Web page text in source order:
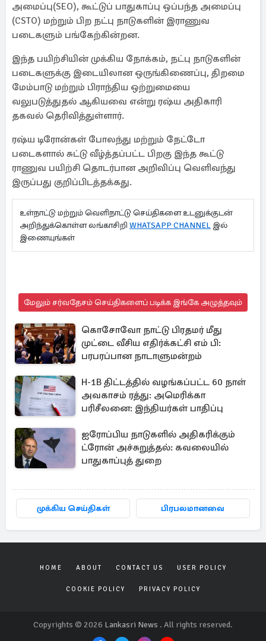
அமைப்பு(SEO), கூட்டுப் பாதுகாப்பு ஒப்பந்த அமைப்பு
(CSTO) மற்றும் பிற நட்பு நாடுகளின் இராணுவ
படைகளும் பங்கேற்கின்றன.
இந்த பயிற்சியின் முக்கிய நோக்கம், நட்பு நாடுகளின்
படைகளுக்கு இடையிலான ஒருங்கிணைப்பு, திறமை
மேம்பாடு மற்றும் பிராந்திய ஒற்றுமையை
வலுபடுத்துதல் ஆகியவை என்று ரஷ்ய அதிகாரி
தகவல் தெரிவித்துள்ளார்.
ரஷ்ய டிரோன்கள் போலந்து மற்றும் நேட்டோ
படைகளால் சுட்டு வீழ்த்தப்பட்ட பிறகு இந்த கூட்டு
ராணுவ பயிற்சி தொடர்பான அறிவிப்பு வெளிவந்து
இருப்பது குறிப்பிடத்தக்கது.
உள்நாட்டு மற்றும் வெளிநாட்டு செய்திகளை உடனுக்குடன்
அறிந்துக்கொள்ள லங்காசிறி WHATSAPP CHANNEL இல்
இணையுங்கள்
மேலும் சர்வதேசம் செய்திகளைப் படிக்க இங்கே அழுத்தவும்
கொசோவோ நாட்டு பிரதமர் மீது
முட்டை வீசிய எதிர்க்கட்சி எம் பி:
பரபரப்பான நாடாளுமன்றம்
H-1B திட்டத்தில் வழங்கப்பட்ட 60 நாள்
அவகாசம் ரத்து: அமெரிக்கா
பரிசீலனை: இந்தியர்கள் பாதிப்பு
ஐரோப்பிய நாடுகளில் அதிகரிக்கும்
ட்ரோன் அச்சுறுத்தல்: கவலையில்
பாதுகாப்புத் துறை
முக்கிய செய்திகள் பிரபலமானவை
HOME ABOUT CONTACT US USER POLICY
COOKIE POLICY PRIVACY POLICY
Copyrights © 2026 Lankasri News . All rights reserved.